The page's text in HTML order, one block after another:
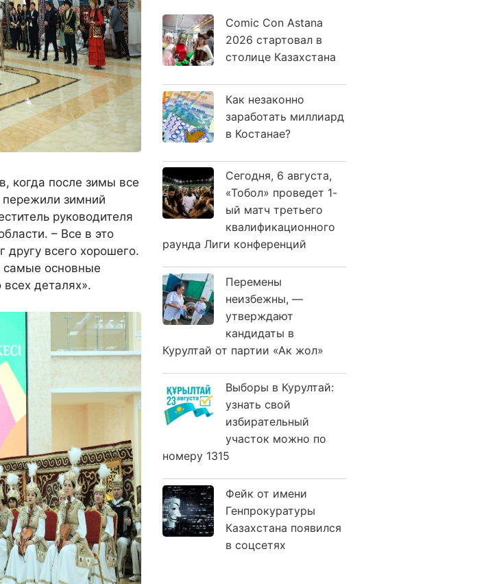
когда после зимы все
пережили зимний
руководителя
– Все в это
всего хорошего.
самые основные
деталях».
Comic Con Astana
2026 стартовал в
столице Казахстана
Как незаконно
заработать миллиард
в Костанае?
Сегодня, 6 августа,
«Тобол» проведет 1-
ый матч третьего
квалификационного
раунда Лиги конференций
Перемены
неизбежны, —
утверждают
кандидаты в
Курултай от партии «Ак жол»
Выборы в Курултай:
узнать свой
избирательный
участок можно по
номеру 1315
Фейк от имени
Генпрокуратуры
Казахстана появился
в соцсетях